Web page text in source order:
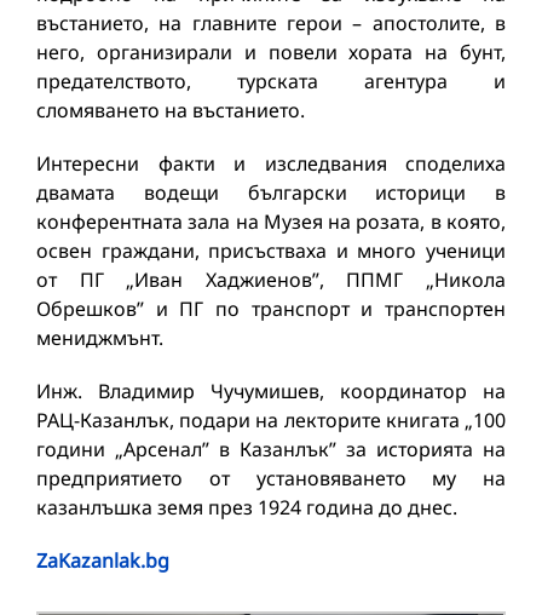
въстанието, на главните герои – апостолите, в
него, организирали и повели хората на бунт,
предателството, турската агентура и
сломяването на въстанието.
Интересни факти и изследвания споделиха
двамата водещи български историци в
конферентната зала на Музея на розата, в която,
освен граждани, присъстваха и много ученици
от ПГ „Иван Хаджиенов”, ППМГ „Никола
Обрешков” и ПГ по транспорт и транспортен
мениджмънт.
Инж. Владимир Чучумишев, координатор на
РАЦ-Казанлък, подари на лекторите книгата „100
години „Арсенал” в Казанлък” за историята на
предприятието от установяването му на
казанлъшка земя през 1924 година до днес.
ZaKazanlak.bg